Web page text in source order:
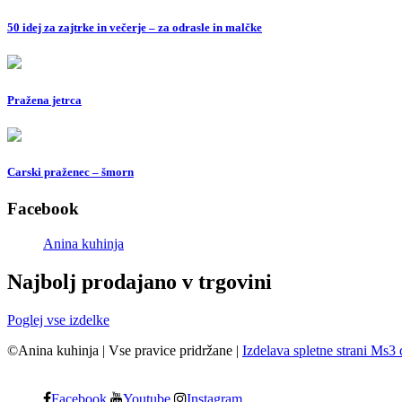
50 idej za zajtrke in večerje – za odrasle in malčke
Pražena jetrca
Carski praženec – šmorn
Facebook
Anina kuhinja
Najbolj prodajano v trgovini
Poglej vse izdelke
©Anina kuhinja | Vse pravice pridržane | Izdelava spletne strani Ms3
Facebook Youtube Instagram